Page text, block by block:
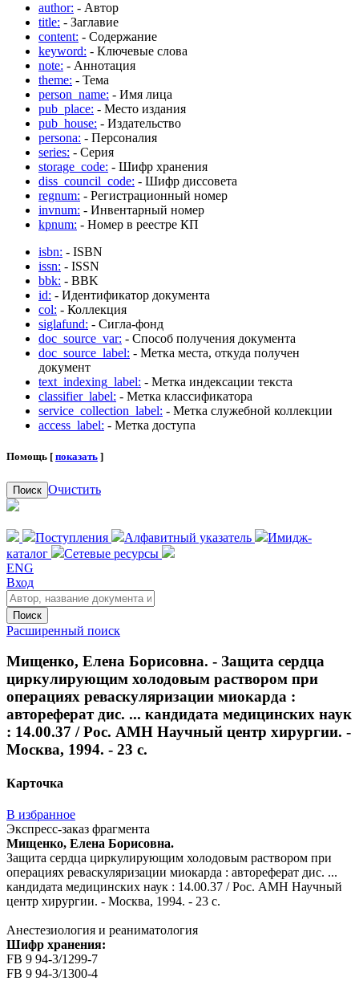
author: - Автор
title: - Заглавие
content: - Содержание
keyword: - Ключевые слова
note: - Аннотация
theme: - Тема
person_name: - Имя лица
pub_place: - Место издания
pub_house: - Издательство
persona: - Персоналия
series: - Серия
storage_code: - Шифр хранения
diss_council_code: - Шифр диссовета
regnum: - Регистрационный номер
invnum: - Инвентарный номер
kpnum: - Номер в реестре КП
isbn: - ISBN
issn: - ISSN
bbk: - BBK
id: - Идентификатор документа
col: - Коллекция
siglafund: - Сигла-фонд
doc_source_var: - Способ получения документа
doc_source_label: - Метка места, откуда получен
документ
text_indexing_label: - Метка индексации текста
classifier_label: - Метка классификатора
service_collection_label: - Метка служебной коллекции
access_label: - Метка доступа
Помощь [ показать ]
Поиск Очистить
Поступления Алфавитный указатель
Имидж-
каталог
Сетевые ресурсы
ENG
Вход
Поиск
Расширенный поиск
Мищенко, Елена Борисовна. - Защита сердца
циркулирующим холодовым раствором при
операциях реваскуляризации миокарда :
автореферат дис. ... кандидата медицинских наук
: 14.00.37 / Рос. АМН Научный центр хирургии. -
Москва, 1994. - 23 с.
Карточка
В избранное
Экспресс-заказ фрагмента
Мищенко, Елена Борисовна.
Защита сердца циркулирующим холодовым раствором при
операциях реваскуляризации миокарда : автореферат дис. ...
кандидата медицинских наук : 14.00.37 / Рос. АМН Научный
центр хирургии. - Москва, 1994. - 23 с.
Анестезиология и реаниматология
Шифр хранения:
FB 9 94-3/1299-7
FB 9 94-3/1300-4